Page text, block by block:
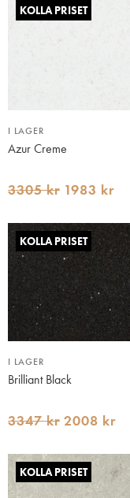
KOLLA PRISET
I LAGER
Azur Creme
3305 kr 1983 kr
KOLLA PRISET
I LAGER
Brilliant Black
3347 kr 2008 kr
KOLLA PRISET